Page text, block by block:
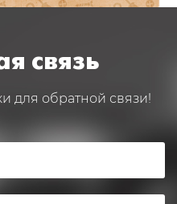
связь
для обратной связи!